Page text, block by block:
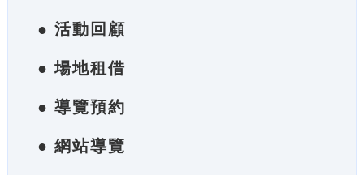
● 活動回顧
● 場地租借
● 導覽預約
● 網站導覽